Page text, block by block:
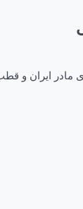
مادر ایران و